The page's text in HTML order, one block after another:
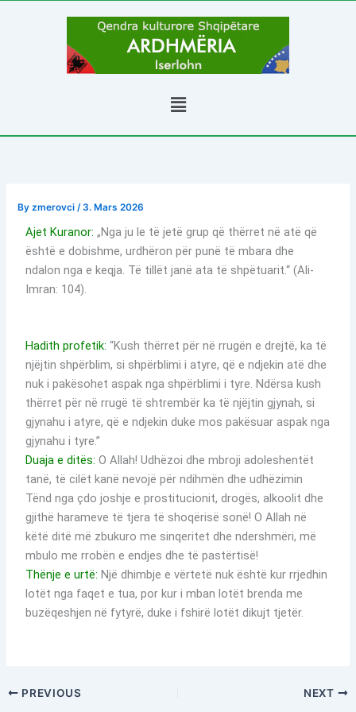
Menu
Byzmerovci /3. Mars 2026
Ajet Kuranor: „Nga ju le të jetë grup që thërret në atë që
është e dobishme, urdhëron për punë të mbara dhe
ndalon nga e keqja. Të tillët janë ata të shpëtuarit.“ (Ali-
Imran: 104).
Hadith profetik: “Kush thërret për në rrugën e drejtë, ka të
njëjtin shpërblim, si shpërblimi i atyre, që e ndjekin atë dhe
nuk i pakësohet aspak nga shpërblimi i tyre. Ndërsa kush
thërret për në rrugë të shtrembër ka të njëjtin gjynah, si
gjynahu i atyre, që e ndjekin duke mos pakësuar aspak nga
gjynahu i tyre.”
Duaja e ditës: O Allah! Udhëzoi dhe mbroji adoleshentët
tanë, të cilët kanë nevojë për ndihmën dhe udhëzimin
Tënd nga çdo joshje e prostitucionit, drogës, alkoolit dhe
gjithë harameve të tjera të shoqërisë sonë! O Allah në
këtë ditë më zbukuro me sinqeritet dhe ndershmëri, më
mbulo me rrobën e endjes dhe të pastërtisë!
Thënje e urtë: Një dhimbje e vërtetë nuk është kur rrjedhin
lotët nga faqet e tua, por kur i mban lotët brenda me
buzëqeshjen në fytyrë, duke i fshirë lotët dikujt tjetër.
PREVIOUS NEXT